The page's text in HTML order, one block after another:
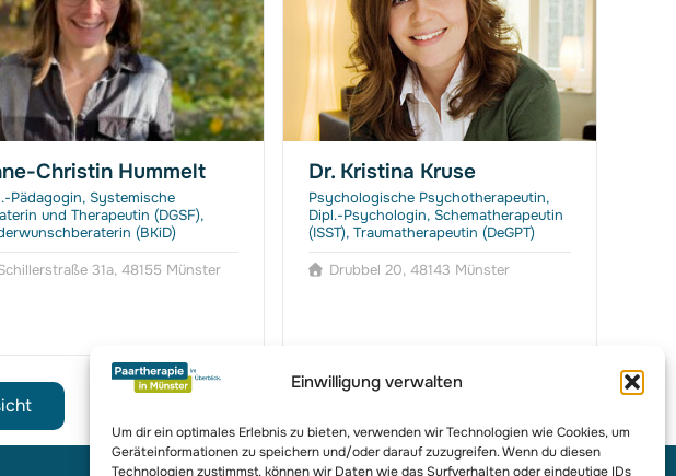
Einwilligung verwalten
Um dir ein optimales Erlebnis zu bieten, verwenden wir Technologien wie Cookies, um
Geräteinformationen zu speichern und/oder darauf zuzugreifen. Wenn du diesen
Technologien zustimmst, können wir Daten wie das Surfverhalten oder eindeutige IDs
Christin Hummelt
Pädagogin, Systemische
und Therapeutin (DGSF),
(BKiD)
31a, 48155 Münster
Dr. Kristina Kruse
Psychologische Psychotherapeutin,
Dipl.-Psychologin, Schematherapeutin
(ISST), Traumatherapeutin (DeGPT)
Drubbel 20, 48143 Münster